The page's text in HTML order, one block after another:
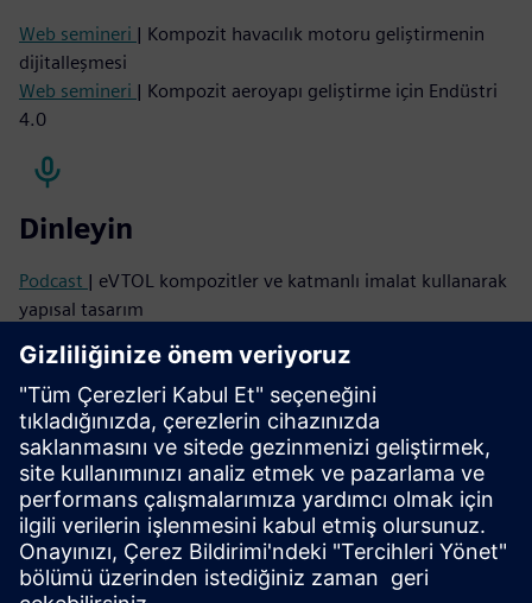
Web semineri | Kompozit havacılık motoru geliştirmenin
dijitalleşmesi
Web semineri | Kompozit aeroyapı geliştirme için Endüstri
4.0
Dinleyin
Podcast | eVTOL kompozitler ve katmanlı imalat kullanarak
yapısal tasarım
Oku
Örnek olay incelemesi| Oracle Red Bull Yarışı
Blog| Kısa elyaf takviyeli kompozitlerin yorulma
simülasyonu
Örnek olay incelemesi| AlphaTauri Scuderia